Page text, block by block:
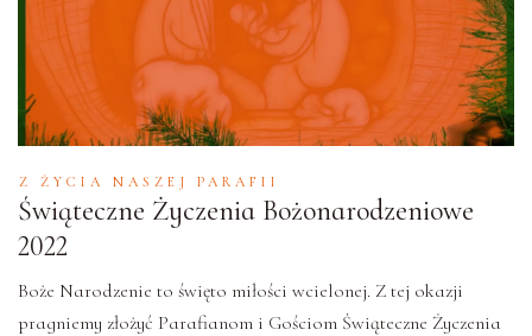
Z ŻYCIA NASZEJ PARAFII
Świąteczne Życzenia Bożonarodzeniowe
2022
Boże Narodzenie to święto miłości wcielonej. Z tej okazji
pragniemy złożyć Parafianom i Gościom Świąteczne Życzenia